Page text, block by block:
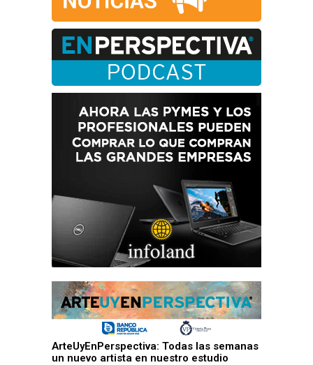
ArteUyEnPerspectiva: Todas las semanas
un nuevo artista en nuestro estudio